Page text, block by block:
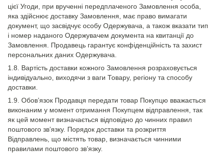
цієї Угоди, при врученні передплаченого Замовлення особа,
яка здійснює доставку Замовлення, має право вимагати
документ, що засвідчує особу Одержувача, а також вказати тип
і номер наданого Одержувачем документа на квитанції до
Замовлення. Продавець гарантує конфіденційність та захист
персональних даних Одержувача.
1.8. Вартість доставки кожного Замовлення розраховується
індивідуально, виходячи з ваги Товару, регіону та способу
доставки.
1.9. Обов’язок Продавця передати товар Покупцю вважається
виконаним у момент отримання Покупцем відправлення, так
як цей момент визначається відповідно до чинних правил
поштового зв’язку. Порядок доставки та розкриття
Відправлень, що містять товар, визначається чинними
правилами поштового зв’язку.